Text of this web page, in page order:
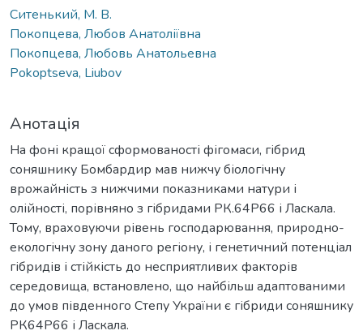
Ситенький, М. В.
Покопцева, Любов Анатоліївна
Покопцева, Любовь Анатольевна
Pokoptseva, Liubov
Анотація
На фоні кращої сформованості фігомаси, гібрид
соняшнику Бомбардир мав нижчу біологічну
врожайність з нижчими показниками натури і
олійності, порівняно з гібридами РК.64Р66 і Ласкала.
Тому, враховуючи рівень господарювання, природно-
екологічну зону даного регіону, і генетичний потенціал
гібридів і стійкість до несприятливих факторів
середовища, встановлено, що найбільш адаптованими
до умов південного Степу України є гібриди соняшнику
РК64Р66 і Ласкала.